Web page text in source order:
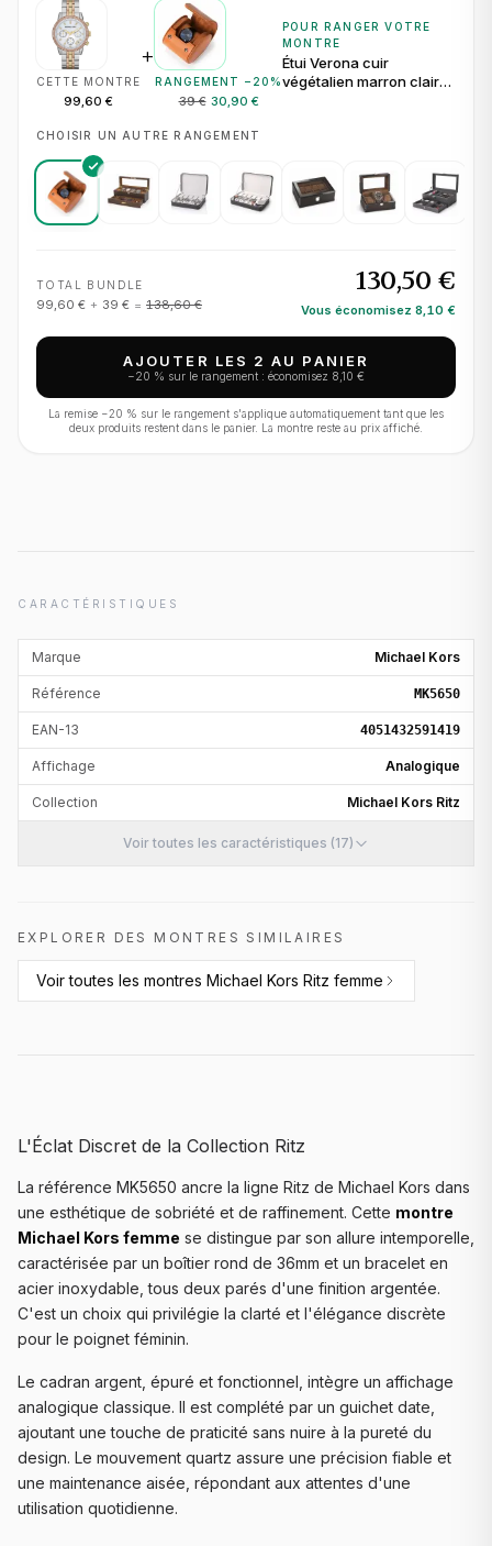
CETTE MONTRE
99,60 €
+
RANGEMENT − 20 %
39 € 30,90 €
POUR RANGER VOTRE
MONTRE
Étui Verona cuir
végétalien marron clair
CHOISIR UN AUTRE RANGEMENT
TOTAL BUNDLE
99,60 € + 39 € = 138,60 €
130,50 €
Vous économisez 8,10 €
AJOUTER LES 2 AU PANIER
−20 % sur le rangement : économisez 8,10 €
La remise −20 % sur le rangement s'applique automatiquement tant que les
deux produits restent dans le panier. La montre reste au prix affiché.
CARACTÉRISTIQUES
Marque Michael Kors
Référence MK5650
EAN-13 4051432591419
Affichage Analogique
Collection Michael Kors Ritz
Voir toutes les caractéristiques (17)
EXPLORER DES MONTRES SIMILAIRES
Voir toutes les montres Michael Kors Ritz femme
L'Éclat Discret de la Collection Ritz
La référence MK5650 ancre la ligne Ritz de Michael Kors dans
une esthétique de sobriété et de raffinement. Cette montre
Michael Kors femme se distingue par son allure intemporelle,
caractérisée par un boîtier rond de 36mm et un bracelet en
acier inoxydable, tous deux parés d'une finition argentée.
C'est un choix qui privilégie la clarté et l'élégance discrète
pour le poignet féminin.
Le cadran argent, épuré et fonctionnel, intègre un affichage
analogique classique. Il est complété par un guichet date,
ajoutant une touche de praticité sans nuire à la pureté du
design. Le mouvement quartz assure une précision fiable et
une maintenance aisée, répondant aux attentes d'une
utilisation quotidienne.